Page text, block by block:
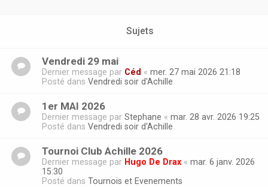
Sujets
Vendredi 29 mai
Dernier message par Céd « mer. 27 mai 2026 21:18
Posté dans Vendredi soir d'Achille
1er MAI 2026
Dernier message par Stephane « mar. 28 avr. 2026 19:25
Posté dans Vendredi soir d'Achille
Tournoi Club Achille 2026
Dernier message par Hugo De Drax « mar. 6 janv. 2026
15:30
Posté dans Tournois et Evenements